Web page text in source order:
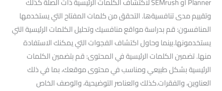
وتقييم مدى تنافسيةها. التحقق من كلمات المفتاح التي يستخدمها
المنافسون: قم بدراسة مواقع منافسيك وتحليل الكلمات الرئيسية التي
يستخدمونها.بينما وحاول اكتشاف الفجوات التي يمكنك الاستفادة
منها. تضمين الكلمات الرئيسية في المحتوى: قم بتضمين الكلمات
الرئيسية بشكل طبيعي ومناسب في محتوى موقعك، بما في ذلك
العناوين، والفقرات.كذلك والعناصر التوضيحية، والوصف الخاص